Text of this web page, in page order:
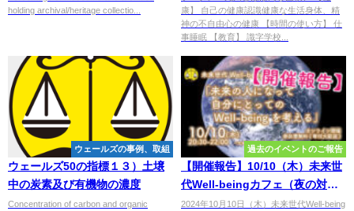
物館およびアーカイブの割合
holding archival/heritage collectio...
康】 自己の健康認識健康な生活身体、精
神の不自由心の健康 【時間の使い方】 仕
事睡眠 【教育】 識字学校...
ウェールズの事例、取組
ウェールズ50の指標１３）土壌
中の炭素及び有機物の濃度
Concentration of carbon and organic
過去のイベントのご報告
【開催報告】10/10（木）未来世
代Well-beingカフェ（夜の対話
会） 『未来の人になって自
2024年10月10日（木）未来世代Well-being